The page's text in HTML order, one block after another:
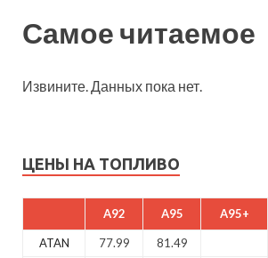
Самое читаемое
Извините. Данных пока нет.
ЦЕНЫ НА ТОПЛИВО
A92 A95 A95+
ATAN 77.99 81.49